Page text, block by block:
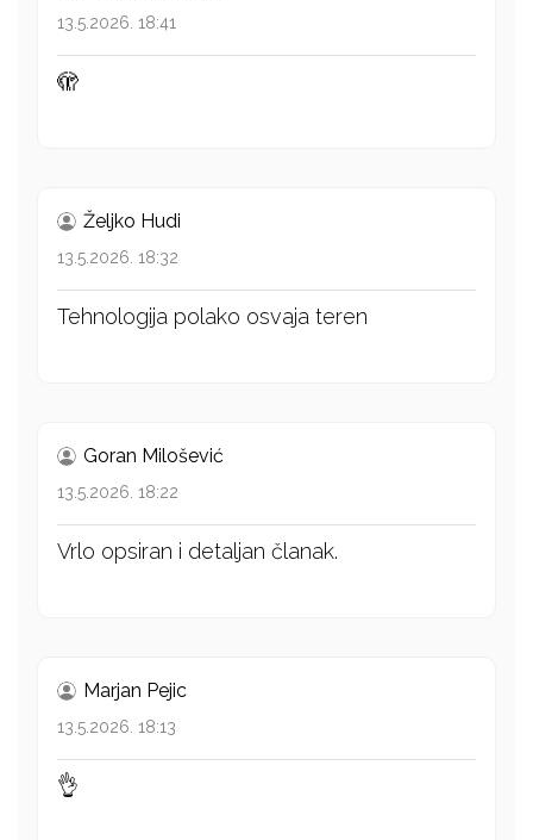
13.5.2026. 18:41
🫣
Željko Hudi
13.5.2026. 18:32
Tehnologija polako osvaja teren
Goran Milošević
13.5.2026. 18:22
Vrlo opsiran i detaljan članak.
Marjan Pejic
13.5.2026. 18:13
👌